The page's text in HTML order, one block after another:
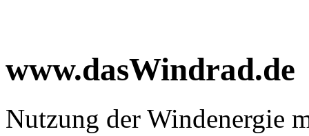
www.dasWindrad.de
Nutzung der Windenergie